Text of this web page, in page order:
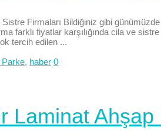
Firmaları Bildiğiniz gibi
farklı fiyatlar karşılığında cila ve
tercih edilen ...
Parke, haber 0
Laminat